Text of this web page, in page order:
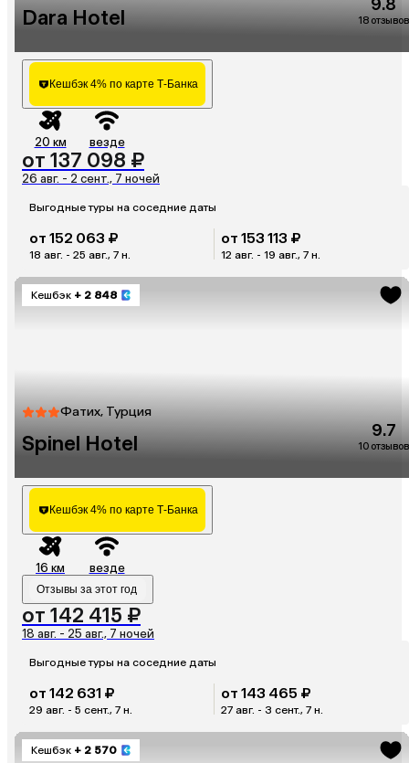
Dara Hotel
9.8
18 отзывов
Кешбэк 4% по карте Т-Банка
20 км везде
от 137 098 ₽
26 авг. - 2 сент., 7 ночей
Выгодные туры на соседние даты
от 152 063 ₽
18 авг. - 25 авг., 7 н.
от 153 113 ₽
12 авг. - 19 авг., 7 н.
Кешбэк + 2 848
Фатих, Турция
Spinel Hotel
9.7
10 отзывов
Кешбэк 4% по карте Т-Банка
16 км везде
Отзывы за этот год
от 142 415 ₽
18 авг. - 25 авг., 7 ночей
Выгодные туры на соседние даты
от 142 631 ₽
29 авг. - 5 сент., 7 н.
от 143 465 ₽
27 авг. - 3 сент., 7 н.
Кешбэк + 2 570